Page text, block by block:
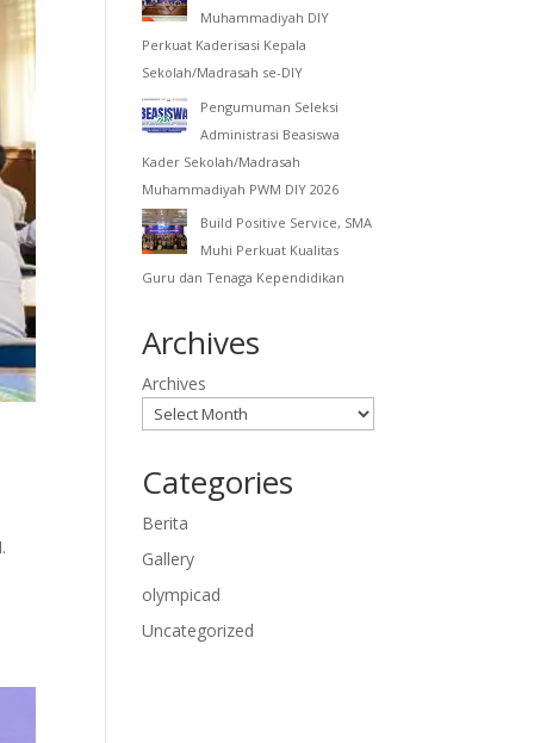
Muhammadiyah DIY
Perkuat Kaderisasi Kepala
Sekolah/Madrasah se-DIY
Pengumuman Seleksi
Administrasi Beasiswa
Kader Sekolah/Madrasah
Muhammadiyah PWM DIY 2026
Build Positive Service, SMA
Muhi Perkuat Kualitas
Guru dan Tenaga Kependidikan
Archives
Archives
Categories
Berita
Gallery
olympicad
Uncategorized